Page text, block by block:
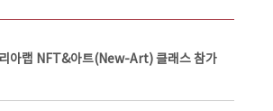
아랩 NFT&아트(New-Art) 클래스 참가